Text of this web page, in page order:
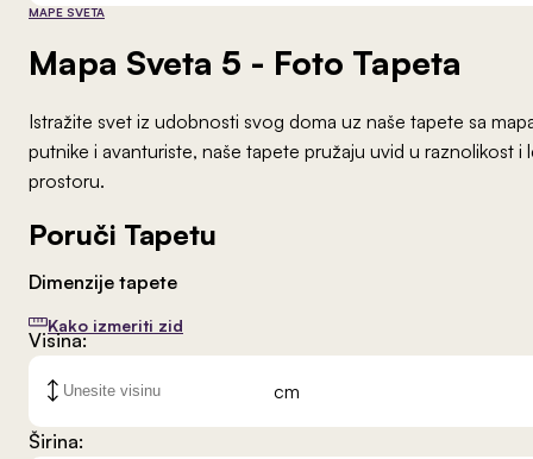
MAPE SVETA
Mapa Sveta 5 - Foto Tapeta
Istražite svet iz udobnosti svog doma uz naše tapete sa
putnike i avanturiste, naše tapete pružaju uvid u raznolikost
prostoru.
Poruči Tapetu
Dimenzije tapete
Kako izmeriti zid
Visina:
cm
Širina: